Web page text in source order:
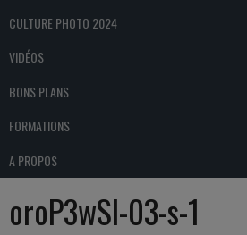
CULTURE PHOTO 2024
VIDÉOS
BONS PLANS
FORMATIONS
A PROPOS
oroP3wSl-03-s-1